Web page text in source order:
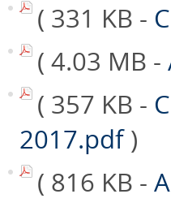
( 331 KB -
( 4.03 MB -
( 357 KB -
2017.pdf)
( 816 KB -